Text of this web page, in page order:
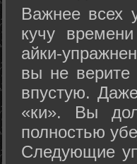
Важнее всех
кучу
айки-
вы не верите
впустую.
«ки». Вы
полностью
Следующие